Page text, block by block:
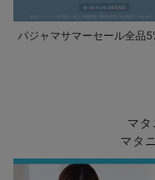
パジャマサマーセール全品
マ
マタ